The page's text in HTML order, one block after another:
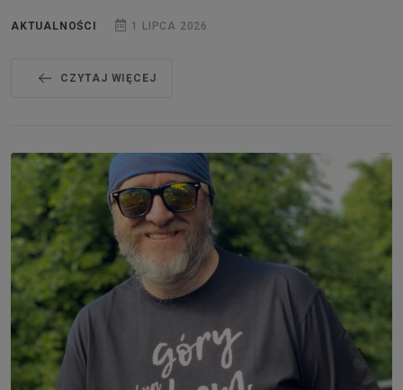
AKTUALNOŚCI 1 LIPCA 2026
CZYTAJ WIĘCEJ